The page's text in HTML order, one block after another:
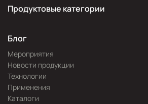
Продуктовые категории
Блог
Мероприятия
Новости продукции
Технологии
Применения
Каталоги